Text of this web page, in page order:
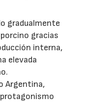
gradualmente
gracias
interna,
elevada
Argentina,
protagonismo